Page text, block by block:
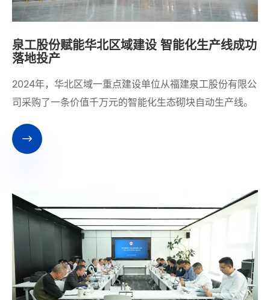
泉工股份赋能华北区域建设 智能化生产线成功
落地投产
​2024年，华北区域一重点建设单位从福建泉工股份有限公
司采购了一条价值千万元的智能化生态砌块自动生产线。
